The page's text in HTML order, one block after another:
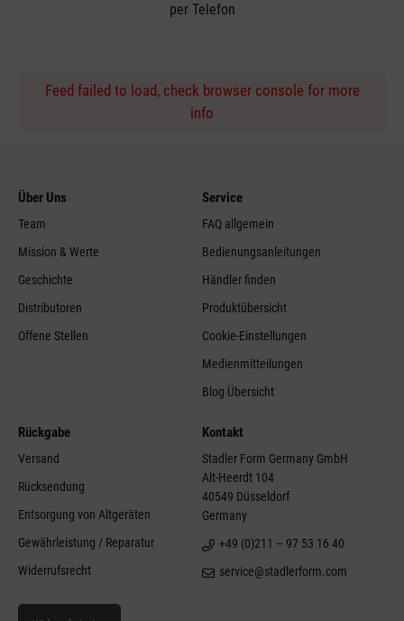
per Telefon
Feed failed to load, check browser console for more
info
Über Uns
Team
Mission & Werte
Geschichte
Distributoren
Offene Stellen
Service
FAQ allgemein
Bedienungsanleitungen
Händler finden
Produktübersicht
Cookie-Einstellungen
Medienmitteilungen
Blog Übersicht
Rückgabe
Versand
Rücksendung
Entsorgung von Altgeräten
Gewährleistung / Reparatur
Widerrufsrecht
Kontakt
Stadler Form Germany GmbH
Alt-Heerdt 104
40549 Düsseldorf
Germany
+49 (0)211 – 97 53 16 40
service@stadlerform.com